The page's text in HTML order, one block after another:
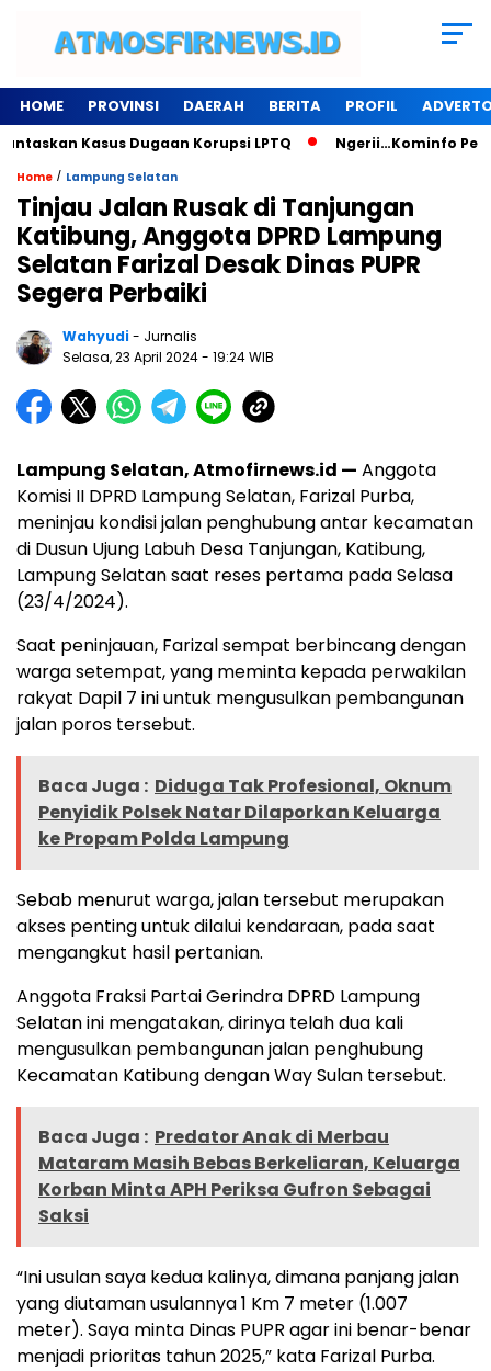
HOME PROVINSI DAERAH BERITA PROFIL
Kasus Dugaan Korupsi LPTQ Ngerii…Kominfo
Home / Lampung Selatan
Tinjau Jalan Rusak di Tanjungan
Katibung, Anggota DPRD Lampung
Selatan Farizal Desak Dinas PUPR
Segera Perbaiki
Wahyudi- Jurnalis
Selasa, 23 April 2024- 19:24 WIB
Lampung Selatan, Atmofirnews.id — Anggota
Komisi II DPRD Lampung Selatan, Farizal Purba,
meninjau kondisi jalan penghubung antar kecamatan
di Dusun Ujung Labuh Desa Tanjungan, Katibung,
Lampung Selatan saat reses pertama pada Selasa
(23/4/2024).
Saat peninjauan, Farizal sempat berbincang dengan
warga setempat, yang meminta kepada perwakilan
rakyat Dapil 7 ini untuk mengusulkan pembangunan
jalan poros tersebut.
Baca Juga : Diduga Tak Profesional, Oknum
Penyidik Polsek Natar Dilaporkan Keluarga
ke Propam Polda Lampung
Sebab menurut warga, jalan tersebut merupakan
akses penting untuk dilalui kendaraan, pada saat
mengangkut hasil pertanian.
Anggota Fraksi Partai Gerindra DPRD Lampung
Selatan ini mengatakan, dirinya telah dua kali
mengusulkan pembangunan jalan penghubung
Kecamatan Katibung dengan Way Sulan tersebut.
Baca Juga : Predator Anak di Merbau
Mataram Masih Bebas Berkeliaran, Keluarga
Korban Minta APH Periksa Gufron Sebagai
Saksi
“Ini usulan saya kedua kalinya, dimana panjang jalan
yang diutaman usulannya 1 Km 7 meter (1.007
meter). Saya minta Dinas PUPR agar ini benar-benar
menjadi prioritas tahun 2025,” kata Farizal Purba.